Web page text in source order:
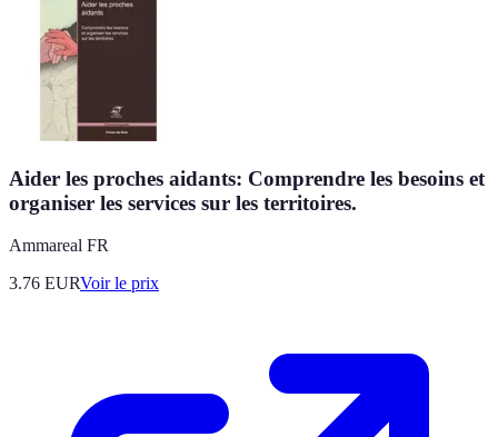
Aider les proches aidants: Comprendre les besoins et
organiser les services sur les territoires.
Ammareal FR
3.76 EURVoir le prix